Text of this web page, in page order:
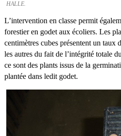
HALLE.
L’intervention en classe permit
forestier en godet aux écoliers. Les
centimètres cubes présentent un taux
les autres du fait de l’intégrité totale
ce sont des plants issus de la
plantée dans ledit godet.